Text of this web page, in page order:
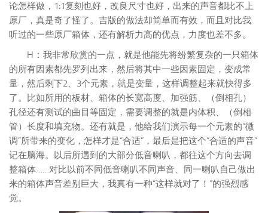
论怎样做，1:1复刻也好，改良尺寸也好，出来的声音都比不上
原厂，真是奇了怪了。吉版的做法却简单而有效，而且对比我
听过的一些原厂箱体，还有解析力高的优点，力度也差不多。
H： 我非常欣赏的一点，就是他能先将纷繁复杂的一只箱体
的所有因素都先罗列出来，然后将其中一些因素固定，变成常
量，然后剩下2、3个元素，就是变量，这样调整起来就快得多
了。比如所用的板材、箱体的长宽高度、加强筋、（倒相孔）
孔径还有测试的曲目等固定，需要调整的就是内体积、（倒相
管）长度和填充物。还有就是，他给我们演示每一个元素的“微
调”所带来的变化，怎样才是“合适”，最后是把这个“合适的声音”
记在脑海。以后所遇到的大部分低音喇叭，都往这个方向去调
整箱体……对比以前不同低音喇叭不同声音、同一喇叭自己做出
来的箱体声音差别巨大，我真有一种“这样就对了！”的强烈感
觉。